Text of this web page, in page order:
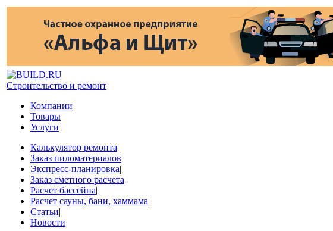
Строительство и ремонт
Компании
Товары
Услуги
Калькулятор ремонта|
Заказ пиломатериалов|
Экспресс-планировка|
Заказ сметного расчета|
Расчет бассейна|
Расчет сауны, бани, хаммама|
Статьи|
Новости